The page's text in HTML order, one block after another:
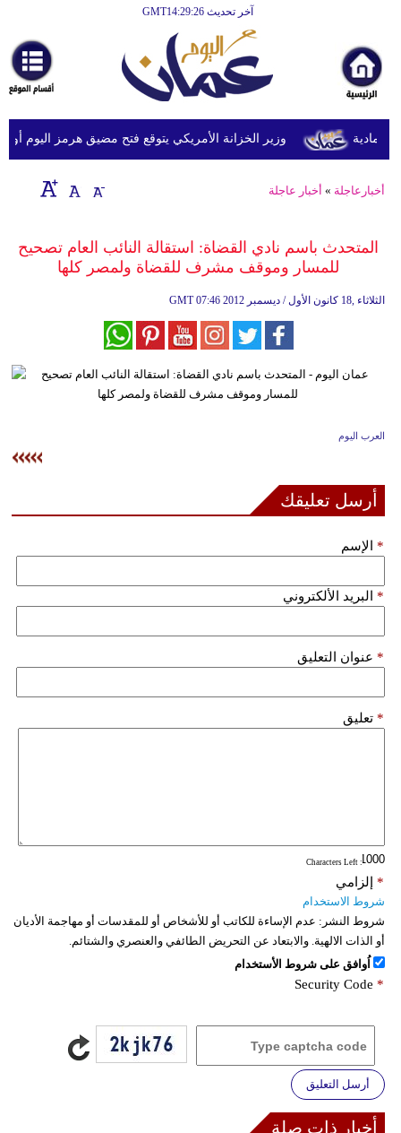
آخر تحديث GMT14:29:26
أخبارعاجلة
رياضة
ثقافة
إقتصاد
وموسيقى
سياحة
ديكور
مرأة
وتكنولوجيا
وزير الخزانة الأمريكي يتوقع فتح مضيق هرمز اليوم أو غداً لمدة
أخبارعاجلة » أخبار عاجلة
المتحدث باسم نادي القضاة: استقالة النائب العام تصحيح
للمسار وموقف مشرف للقضاة ولمصر كلها
GMT 07:46 2012 الثلاثاء ,18 كانون الأول / ديسمبر
العرب اليوم
أرسل تعليقك
الإسم *
البريد الألكتروني *
عنوان التعليق *
تعليق *
: Characters Left
إلزامي *
شروط الاستخدام
شروط النشر: عدم الإساءة للكاتب أو للأشخاص أو للمقدسات أو مهاجمة الأديان
أو الذات الالهية. والابتعاد عن التحريض الطائفي والعنصري والشتائم.
اُوافق على شروط الأستخدام
Security Code *
أرسل التعليق
أخبار ذات صلة